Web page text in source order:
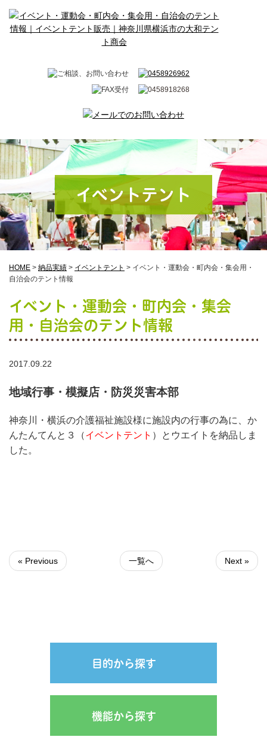
イベントテント
HOME > 納品実績 > イベントテント > イベント・運動会・町内会・集会用・
自治会のテント情報
イベント・運動会・町内会・集会
用・自治会のテント情報
2017.09.22
地域行事・模擬店・防災災害本部
神奈川・横浜の介護福祉施設様に施設内の行事の為に、か
んたんてんと３（イベントテント ）とウエイトを納品しま
した。
« Previous 一覧へ Next »
目的から探す
機能から探す